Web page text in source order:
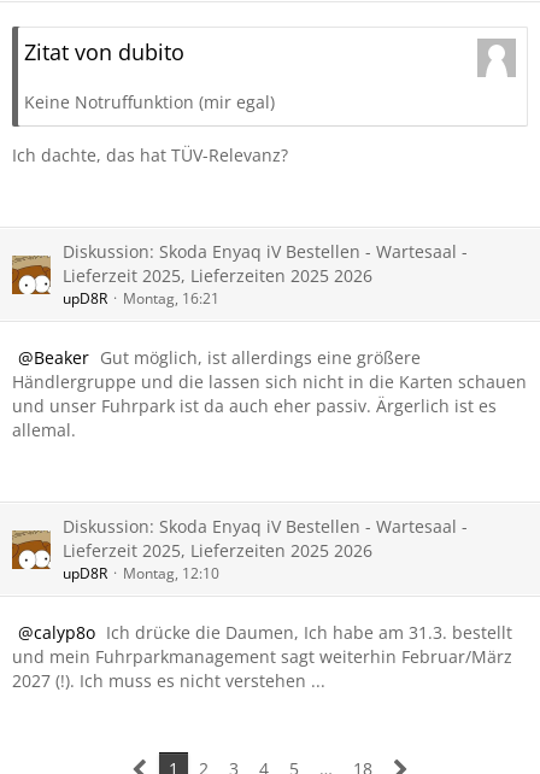
Zitat von dubito
Keine Notruffunktion (mir egal)
Ich dachte, das hat TÜV-Relevanz?
Diskussion: Skoda Enyaq iV Bestellen - Wartesaal -
Lieferzeit 2025, Lieferzeiten 2025 2026
upD8R Montag, 16:21
Beaker Gut möglich, ist allerdings eine größere
Händlergruppe und die lassen sich nicht in die Karten schauen
und unser Fuhrpark ist da auch eher passiv. Ärgerlich ist es
allemal.
Diskussion: Skoda Enyaq iV Bestellen - Wartesaal -
Lieferzeit 2025, Lieferzeiten 2025 2026
upD8R Montag, 12:10
calyp8o Ich drücke die Daumen, Ich habe am 31.3. bestellt
und mein Fuhrparkmanagement sagt weiterhin Februar/März
2027 (!). Ich muss es nicht verstehen ...
1 2 3 4 5 … 18